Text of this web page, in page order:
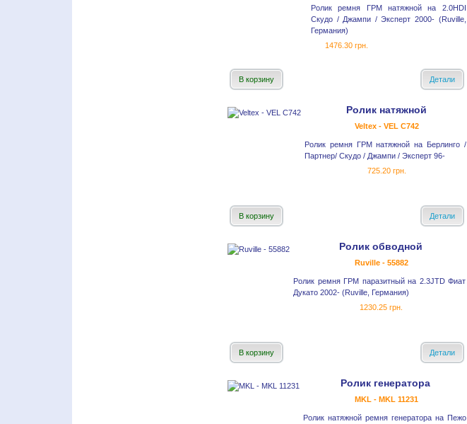
Ролик ремня ГРМ натяжной на 2.0HDI
Скудо / Джампи / Эксперт 2000- (Ruville,
Германия)
1476.30 грн.
В корзину Детали
Ролик натяжной
Veltex - VEL C742
Ролик ремня ГРМ натяжной на Берлинго /
Партнер/ Скудо / Джампи / Эксперт 96-
725.20 грн.
В корзину Детали
Ролик обводной
Ruville - 55882
Ролик ремня ГРМ паразитный на 2.3JTD Фиат
Дукато 2002- (Ruville, Германия)
1230.25 грн.
В корзину Детали
Ролик генератора
MKL - MKL 11231
Ролик натяжной ремня генератора на Пежо